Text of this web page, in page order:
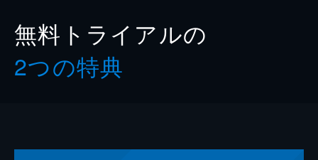
無料トライアルの
2つの特典